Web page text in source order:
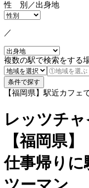
性 別／出身地
／
複数の駅で検索をする
【福岡県】駅近カフェ
レッツチ
【福岡県】
仕事帰り